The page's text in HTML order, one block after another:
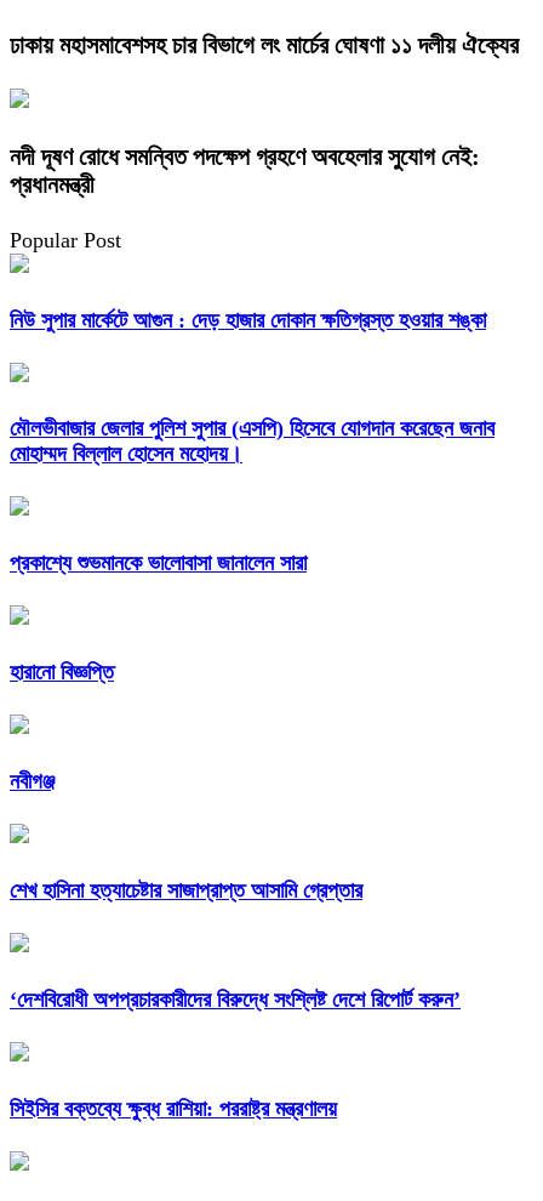
ঢাকায় মহাসমাবেশসহ চার বিভাগে লং মার্চের ঘোষণা ১১ দলীয় ঐক্যের
নদী দূষণ রোধে সমন্বিত পদক্ষেপ গ্রহণে অবহেলার সুযোগ নেই:
প্রধানমন্ত্রী
Popular Post
নিউ সুপার মার্কেটে আগুন : দেড় হাজার দোকান ক্ষতিগ্রস্ত হওয়ার শঙ্কা
মৌলভীবাজার জেলার পুলিশ সুপার (এসপি) হিসেবে যোগদান করেছেন জনাব
মোহাম্মদ বিল্লাল হোসেন মহোদয়।
প্রকাশ্যে শুভমানকে ভালোবাসা জানালেন সারা
হারানো বিজ্ঞপ্তি
নবীগঞ্জ
শেখ হাসিনা হত্যাচেষ্টার সাজাপ্রাপ্ত আসামি গ্রেপ্তার
‘দেশবিরোধী অপপ্রচারকারীদের বিরুদ্ধে সংশ্লিষ্ট দেশে রিপোর্ট করুন’
সিইসির বক্তব্যে ক্ষুব্ধ রাশিয়া: পররাষ্ট্র মন্ত্রণালয়